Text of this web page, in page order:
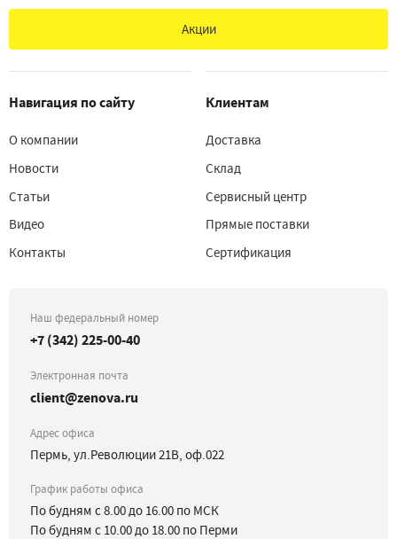
Акции
Навигация по сайту
О компании
Новости
Статьи
Видео
Контакты
Клиентам
Доставка
Склад
Сервисный центр
Прямые поставки
Сертификация
Наш федеральный номер
+7 (342) 225-00-40
Электронная почта
client@zenova.ru
Адрес офиса
Пермь, ул.Революции 21В, оф.022
График работы офиса
По будням с 8.00 до 16.00 по МСК
По будням с 10.00 до 18.00 по Перми